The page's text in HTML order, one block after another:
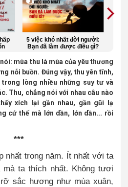
5 việc khó nhất đời người:
Bạn đã làm được điều gì?
mùa thu là mùa của yêu thương
nỗi buồn. Đúng vậy, thu yên tĩnh,
lòng nhiều những suy tư và
Thu, chẳng nói với nhau câu nào
xích lại gần nhau, gần gũi lạ
cứ thế mà lớn dần, lớn dần... rồi
***
nhất trong năm. Ít nhất với ta
ta thích nhất. Không tươi
sắc hương như mùa xuân,